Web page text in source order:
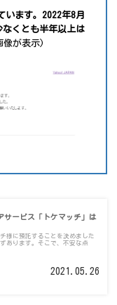
います。2022年8月
くとも半年以上は
像が表示)
サービス「トケマッチ」は
様に預託することを決めました
あります。そこで、不安な点
2021.05.26